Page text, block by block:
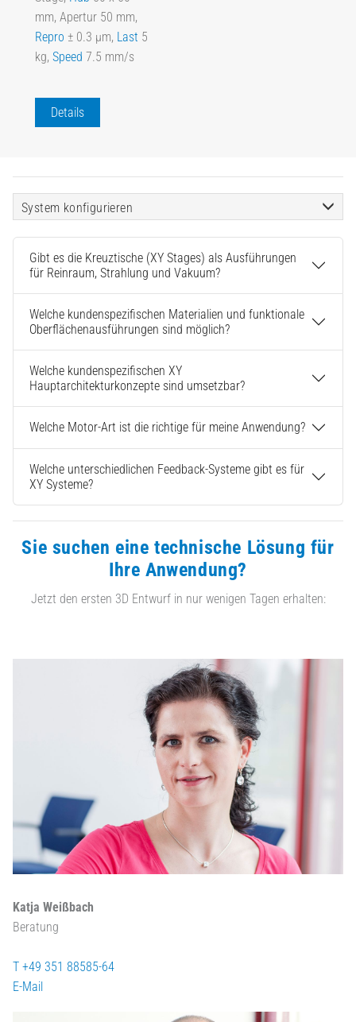
mm, Apertur 50 mm,
Repro ± 0.3 µm, Last 5
kg, Speed 7.5 mm/s
Details
System konfigurieren
Gibt es die Kreuztische (XY Stages) als Ausführungen
für Reinraum, Strahlung und Vakuum?
Welche kundenspezifischen Materialien und funktionale
Oberflächenausführungen sind möglich?
Welche kundenspezifischen XY
Hauptarchitekturkonzepte sind umsetzbar?
Welche Motor-Art ist die richtige für meine Anwendung?
Welche unterschiedlichen Feedback-Systeme gibt es für
XY Systeme?
Sie suchen eine technische Lösung für
Ihre Anwendung?
Jetzt den ersten 3D Entwurf in nur wenigen Tagen erhalten:
Katja Weißbach
Beratung
T +49 351 88585-64
E-Mail